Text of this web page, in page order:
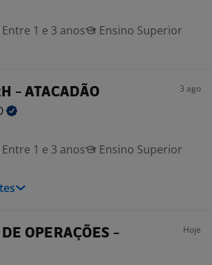
Entre 1 e 3 anos
Ensino Superior
- ATACADÃO 3 ago
Entre 1 e 3 anos
Ensino Superior
OPERAÇÕES -
Hoje